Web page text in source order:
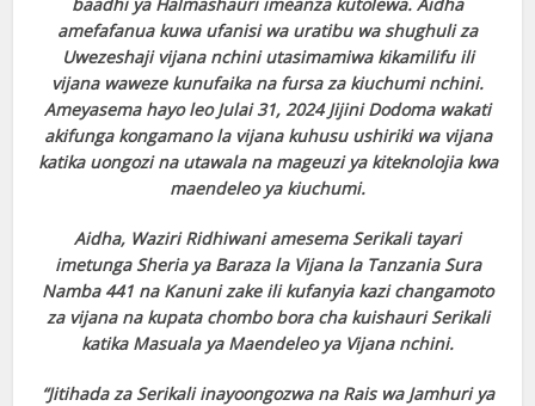
amefafanua kuwa ufanisi wa uratibu wa shughuli za
Uwezeshaji vijana nchini utasimamiwa kikamilifu ili
vijana waweze kunufaika na fursa za kiuchumi nchini.
Ameyasema hayo leo Julai 31, 2024 Jijini Dodoma wakati
akifunga kongamano la vijana kuhusu ushiriki wa vijana
katika uongozi na utawala na mageuzi ya kiteknolojia kwa
maendeleo ya kiuchumi.
Aidha, Waziri Ridhiwani amesema Serikali tayari
imetunga Sheria ya Baraza la Vijana la Tanzania Sura
Namba 441 na Kanuni zake ili kufanyia kazi changamoto
za vijana na kupata chombo bora cha kuishauri Serikali
katika Masuala ya Maendeleo ya Vijana nchini.
“Jitihada za Serikali inayoongozwa na Rais wa Jamhuri ya